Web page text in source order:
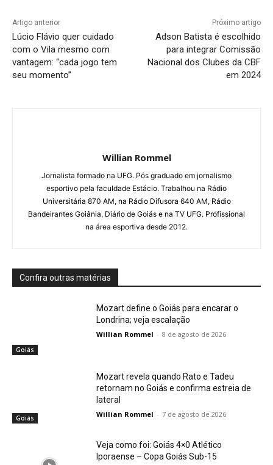
Artigo anterior
Lúcio Flávio quer cuidado
com o Vila mesmo com
vantagem: “cada jogo tem
seu momento”
Próximo artigo
Adson Batista é escolhido
para integrar Comissão
Nacional dos Clubes da CBF
em 2024
Willian Rommel
Jornalista formado na UFG. Pós graduado em jornalismo
esportivo pela faculdade Estácio. Trabalhou na Rádio
Universitária 870 AM, na Rádio Difusora 640 AM, Rádio
Bandeirantes Goiânia, Diário de Goiás e na TV UFG. Profissional
na área esportiva desde 2012.
Confira outras matérias
Goiás
Mozart define o Goiás para encarar o
Londrina; veja escalação
Willian Rommel - 8 de agosto de 2026
Goiás
Mozart revela quando Rato e Tadeu
retornam no Goiás e confirma estreia de
lateral
Willian Rommel - 7 de agosto de 2026
Veja como foi: Goiás 4×0 Atlético
Iporaense – Copa Goiás Sub-15